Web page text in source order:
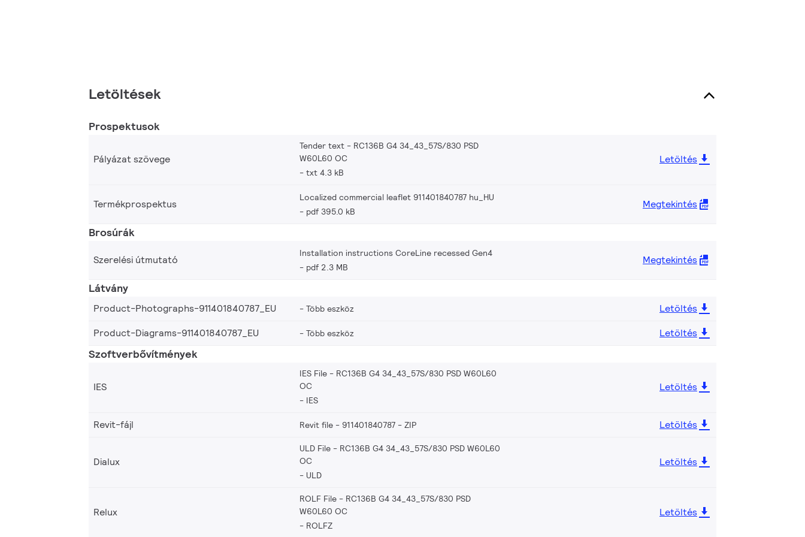
Letöltések
Prospektusok
Pályázat szövege
Tender text - RC136B G4 34_43_57S/830 PSD
W60L60 OC
txt 4.3 kB
Letöltés
Termékprospektus
Localized commercial leaflet 911401840787 hu_HU
pdf 395.0 kB
Megtekintés
Brosúrák
Szerelési útmutató
Installation instructions CoreLine recessed Gen4
pdf 2.3 MB
Megtekintés
Látvány
Product-Photographs-911401840787_EU Több eszköz
Letöltés
Product-Diagrams-911401840787_EU
Több eszköz Letöltés
Szoftverbővítmények
IES
IES File - RC136B G4 34_43_57S/830 PSD W60L60
OC
IES
Letöltés
Revit-fájl Revit file - 911401840787 ZIP Letöltés
Dialux
ULD File - RC136B G4 34_43_57S/830 PSD W60L60
OC
ULD
Letöltés
Relux
ROLF File - RC136B G4 34_43_57S/830 PSD
W60L60 OC
ROLFZ
Letöltés